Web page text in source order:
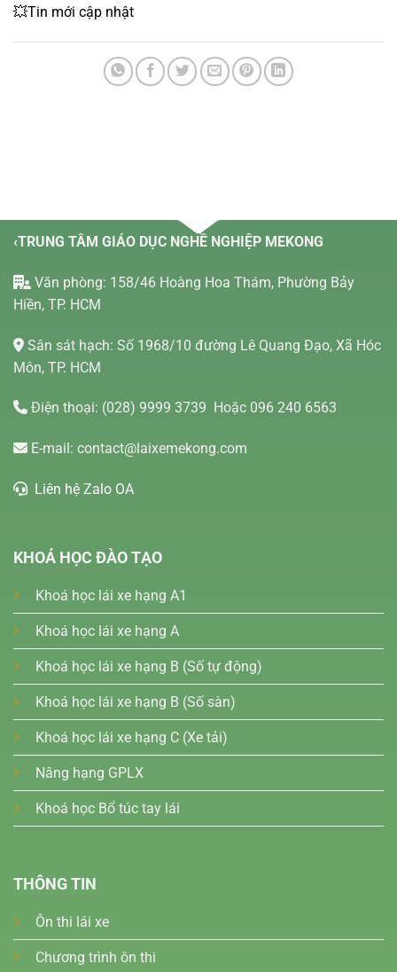
💥Tin mới cập nhật
‹TRUNG TÂM GIÁO DỤC NGHỀ NGHIỆP MEKONG
Văn phòng: 158/46 Hoàng Hoa Thám, Phường Bảy
Hiền, TP. HCM
Sân sát hạch: Số 1968/10 đường Lê Quang Đạo, Xã Hóc
Môn, TP. HCM
Điện thoại: (028) 9999 3739 Hoặc 096 240 6563
E-mail: contact@laixemekong.com
Liên hệ Zalo OA
KHOÁ HỌC ĐÀO TẠO
Khoá học lái xe hạng A1
Khoá học lái xe hạng A
Khoá học lái xe hạng B (Số tự động)
Khoá học lái xe hạng B (Số sàn)
Khoá học lái xe hạng C (Xe tải)
Nâng hạng GPLX
Khoá học Bổ túc tay lái
THÔNG TIN
Ôn thi lái xe
Chương trình ôn thi